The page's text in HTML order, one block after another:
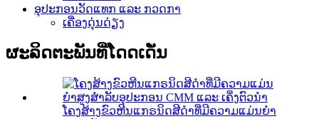
ອຸປະກອນວັດແທກ ແລະ ກວດກາ
ເຄື່ອງດຸ່ນດ່ຽງ
ຜະລິດຕະພັນທີ່ໂດດເດັ່ນ
ໂຄງສ້າງຂົວຫີນແກຣນິດສີດຳທີ່ມີຄວາມແມ່ນຍໍາ